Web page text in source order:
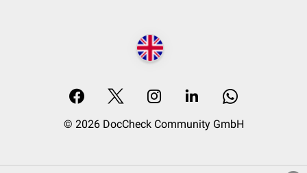
© 2026 DocCheck Community GmbH